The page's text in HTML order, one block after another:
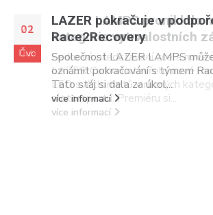
02
Čvc
LAZER pokračuje v
Race2Recovery
Společnost LAZER LAMPS
oznámit pokračování s týmem
Tato stáj si dala za úkol...
více informací